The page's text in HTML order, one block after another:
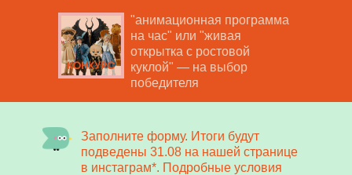
"анимационная программа
на час" или "живая
открытка с ростовой
куклой" — на выбор
победителя
Заполните форму. Итоги будут
подведены 31.08 на нашей странице
в инстаграм*. Подробные условия